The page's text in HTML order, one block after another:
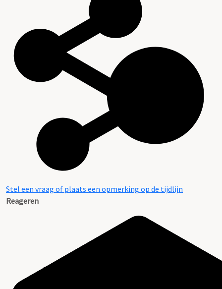
Stel een vraag of plaats een opmerking op de tijdlijn
Reageren